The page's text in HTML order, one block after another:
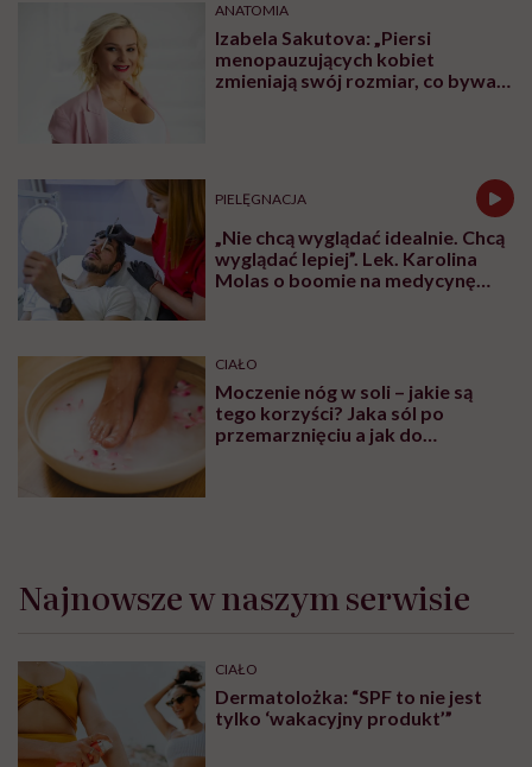
ANATOMIA
Izabela Sakutova: „Piersi
menopauzujących kobiet
zmieniają swój rozmiar, co bywa
PIELĘGNACJA
„Nie chcą wyglądać idealnie. Chcą
wyglądać lepiej”. Lek. Karolina
Molas o boomie na medycynę
CIAŁO
Moczenie nóg w soli – jakie są
tego korzyści? Jaka sól po
przemarznięciu a jak do
Najnowsze w naszym serwisie
CIAŁO
Dermatolożka: “SPF to nie jest
tylko ‘wakacyjny produkt’”